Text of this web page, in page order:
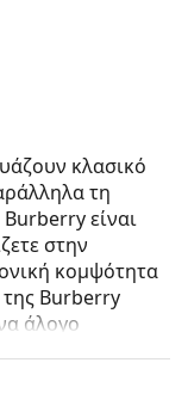
κλασικό
τη
είναι
στην
κομψότητα
Burberry
άλογο
το
χρωμάτων